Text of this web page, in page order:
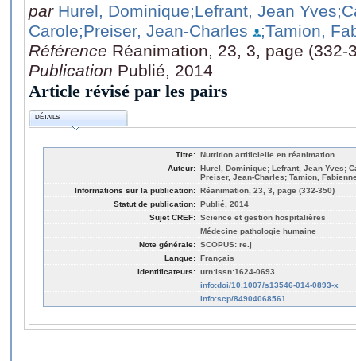
par Hurel, Dominique;Lefrant, Jean Yves
Carole;Preiser, Jean-Charles
;Tamion,
Référence Réanimation, 23, 3, page (332-
Publication Publié, 2014
Article révisé par les pairs
DÉTAILS
Titre: Nutrition artificielle en réanimation
Auteur: Hurel, Dominique; Lefrant, Jean Yves;
Preiser, Jean-Charles; Tamion,
Informations sur la publication: Réanimation, 23, 3, page (332-350)
Statut de publication: Publié, 2014
Sujet CREF: Science et gestion hospitalières
Médecine pathologie humaine
Note générale: SCOPUS: re.j
Langue: Français
Identificateurs: urn:issn:1624-0693
info:doi/10.1007/s13546-014-0893-x
info:scp/84904068561